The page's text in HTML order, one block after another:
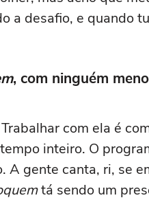
a desafio, e quando
, com ninguém
com ela é
inteiro. O
A gente canta, ri, se
tá sendo um